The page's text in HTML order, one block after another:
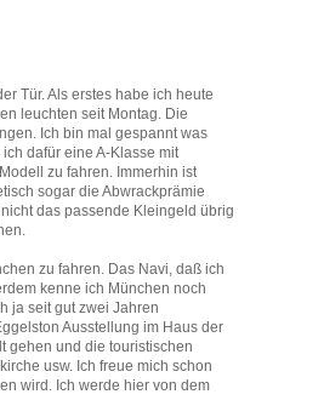
Tür. Als erstes habe ich heute
leuchten seit Montag. Die
Ich bin mal gespannt was
dafür eine A-Klasse mit
zu fahren. Immerhin ist
sogar die Abwrackprämie
das passende Kleingeld übrig
zu fahren. Das Navi, daß ich
kenne ich München noch
ja seit gut zwei Jahren
Ausstellung im Haus der
gehen und die touristischen
usw. Ich freue mich schon
wird. Ich werde hier von dem